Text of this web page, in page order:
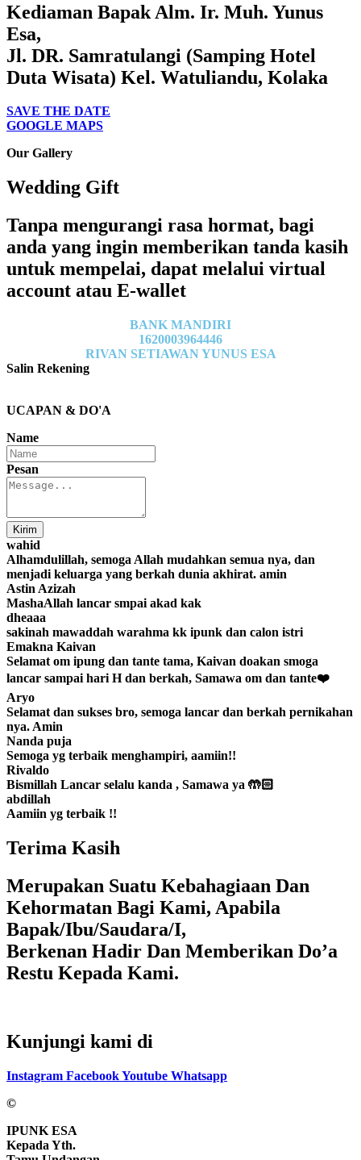
Kediaman Bapak Alm. Ir. Muh. Yunus
Esa,
Jl. DR. Samratulangi (Samping Hotel
Duta Wisata) Kel. Watuliandu, Kolaka
SAVE THE DATE
GOOGLE MAPS
Our Gallery
Wedding Gift
Tanpa mengurangi rasa hormat, bagi
anda yang ingin memberikan tanda kasih
untuk mempelai, dapat melalui virtual
account atau E-wallet
BANK MANDIRI
1620003964446
RIVAN SETIAWAN YUNUS ESA
Salin Rekening
UCAPAN & DO'A
Name
Pesan
Kirim
wahid
Alhamdulillah, semoga Allah mudahkan semua nya, dan
menjadi keluarga yang berkah dunia akhirat. amin
Astin Azizah
MashaAllah lancar smpai akad kak
dheaaa
sakinah mawaddah warahma kk ipunk dan calon istri
Emakna Kaivan
Selamat om ipung dan tante tama, Kaivan doakan smoga
lancar sampai hari H dan berkah, Samawa om dan tante❤️
Aryo
Selamat dan sukses bro, semoga lancar dan berkah pernikahan
nya. Amin
Nanda puja
Semoga yg terbaik menghampiri, aamiin!!
Rivaldo
Bismillah Lancar selalu kanda , Samawa ya 🤲🏻
abdillah
Aamiin yg terbaik !!
Terima Kasih
Merupakan Suatu Kebahagiaan Dan
Kehormatan Bagi Kami, Apabila
Bapak/Ibu/Saudara/I,
Berkenan Hadir Dan Memberikan Do’a
Restu Kepada Kami.
Kunjungi kami di
Instagram FacebookYoutube Whatsapp
©
IPUNK ESA
Kepada Yth.